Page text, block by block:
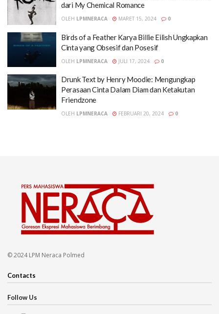
dari My Chemical Romance
OLEH LPMNERACA MARET 15, 2024 0
Birds of a Feather Karya Billie Eilish Ungkapkan
Cinta yang Obsesif dan Posesif
OLEH LPMNERACA JULI 17, 2024 0
Drunk Text by Henry Moodie: Mengungkap
Perasaan Cinta Dalam Diam dan Ketakutan
Friendzone
OLEH LPMNERACA FEBRUARI 20, 2024 0
© 2024 LPM Neraca Polmed
Contacts
Follow Us